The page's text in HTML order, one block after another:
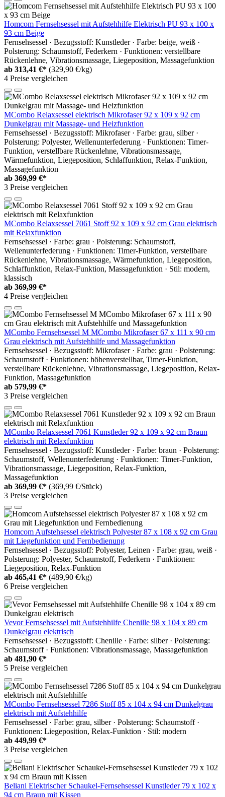
Homcom Fernsehsessel mit Aufstehhilfe Elektrisch PU 93 x 100 x
93 cm Beige
Fernsehsessel · Bezugsstoff: Kunstleder · Farbe: beige, weiß ·
Polsterung: Schaumstoff, Federkern · Funktionen: verstellbare
Rückenlehne, Vibrationsmassage, Liegeposition, Massagefunktion
ab 313,41 €* (329,90 €/kg)
4 Preise vergleichen
MCombo Relaxsessel elektrisch Mikrofaser 92 x 109 x 92 cm
Dunkelgrau mit Massage- und Heizfunktion
Fernsehsessel · Bezugsstoff: Mikrofaser · Farbe: grau, silber ·
Polsterung: Polyester, Wellenunterfederung · Funktionen: Timer-
Funktion, verstellbare Rückenlehne, Vibrationsmassage,
Wärmefunktion, Liegeposition, Schlaffunktion, Relax-Funktion,
Massagefunktion
ab 369,99 €*
3 Preise vergleichen
MCombo Relaxsessel 7061 Stoff 92 x 109 x 92 cm Grau elektrisch
mit Relaxfunktion
Fernsehsessel · Farbe: grau · Polsterung: Schaumstoff,
Wellenunterfederung · Funktionen: Timer-Funktion, verstellbare
Rückenlehne, Vibrationsmassage, Wärmefunktion, Liegeposition,
Schlaffunktion, Relax-Funktion, Massagefunktion · Stil: modern,
klassisch
ab 369,99 €*
4 Preise vergleichen
MCombo Fernsehsessel M MCombo Mikrofaser 67 x 111 x 90 cm
Grau elektrisch mit Aufstehhilfe und Massagefunktion
Fernsehsessel · Bezugsstoff: Mikrofaser · Farbe: grau · Polsterung:
Schaumstoff · Funktionen: höhenverstellbar, Timer-Funktion,
verstellbare Rückenlehne, Vibrationsmassage, Liegeposition, Relax-
Funktion, Massagefunktion
ab 579,99 €*
3 Preise vergleichen
MCombo Relaxsessel 7061 Kunstleder 92 x 109 x 92 cm Braun
elektrisch mit Relaxfunktion
Fernsehsessel · Bezugsstoff: Kunstleder · Farbe: braun · Polsterung:
Schaumstoff, Wellenunterfederung · Funktionen: Timer-Funktion,
Vibrationsmassage, Liegeposition, Relax-Funktion,
Massagefunktion
ab 369,99 €* (369,99 €/Stück)
3 Preise vergleichen
Homcom Aufstehsessel elektrisch Polyester 87 x 108 x 92 cm Grau
mit Liegefunktion und Fernbedienung
Fernsehsessel · Bezugsstoff: Polyester, Leinen · Farbe: grau, weiß ·
Polsterung: Polyester, Schaumstoff, Federkern · Funktionen:
Liegeposition, Relax-Funktion
ab 465,41 €* (489,90 €/kg)
6 Preise vergleichen
Vevor Fernsehsessel mit Aufstehhilfe Chenille 98 x 104 x 89 cm
Dunkelgrau elektrisch
Fernsehsessel · Bezugsstoff: Chenille · Farbe: silber · Polsterung:
Schaumstoff · Funktionen: Vibrationsmassage, Massagefunktion
ab 481,90 €*
5 Preise vergleichen
MCombo Fernsehsessel 7286 Stoff 85 x 104 x 94 cm Dunkelgrau
elektrisch mit Aufstehhilfe
Fernsehsessel · Farbe: grau, silber · Polsterung: Schaumstoff ·
Funktionen: Liegeposition, Relax-Funktion · Stil: modern
ab 449,99 €*
3 Preise vergleichen
Beliani Elektrischer Schaukel-Fernsehsessel Kunstleder 79 x 102 x
94 cm Braun mit Kissen